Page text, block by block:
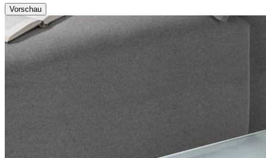
Vorschau